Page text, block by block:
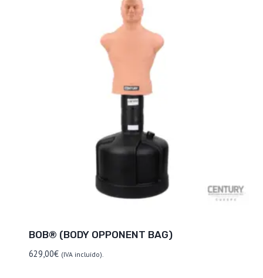
BOB® (BODY OPPONENT BAG)
629,00€ (IVA incluído).